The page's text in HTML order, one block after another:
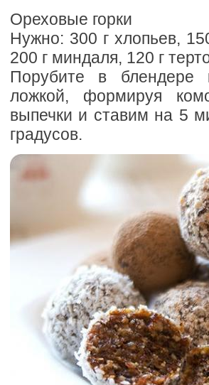
Ореховые горки
Нужно: 300 г хлопьев,
200 г миндаля, 120 г
Порубите в блендере
ложкой, формируя
выпечки и ставим на 5
градусов.